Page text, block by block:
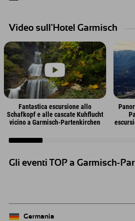
aspetta nel
Video sull'Hotel Garmisch
Fantastica escursione allo
Schafkopf e alle cascate Kuhflucht
vicino a Garmisch-Partenkirchen
Gli eventi TOP a Garmisch-
Germania